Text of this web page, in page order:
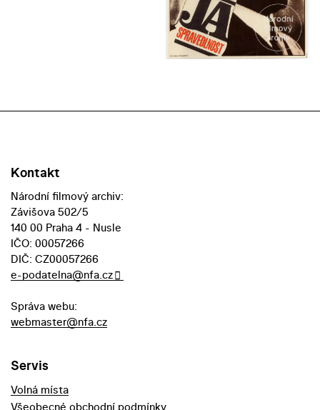
Kontakt
Národní filmový archiv:
Závišova 502/5
140 00 Praha 4 - Nusle
IČO: 00057266
DIČ: CZ00057266
e-podatelna@nfa.cz
Správa webu:
webmaster@nfa.cz
Servis
Volná místa